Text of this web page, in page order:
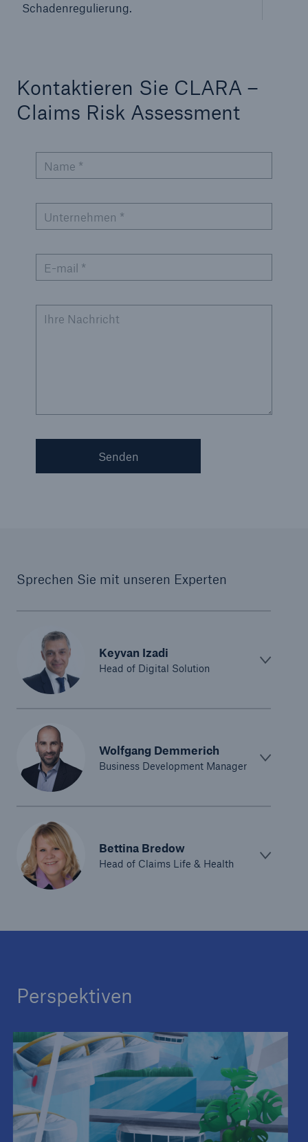
Schadenregulierung.
Kontaktieren Sie CLARA –
Claims Risk Assessment
Name *
Unternehmen *
E-mail *
Ihre Nachricht
Senden
Sprechen Sie mit unseren Experten
Keyvan Izadi
Head of Digital Solution
Wolfgang Demmerich
Business Development Manager
Bettina Bredow
Head of Claims Life & Health
Perspektiven
Seite öffnen
MIRApply Insured
MIRApply Physician: Digitalisierte
Hausarztberichte
CLARA – Claims Risk Assessment
CLARA plus
MIRA Pro